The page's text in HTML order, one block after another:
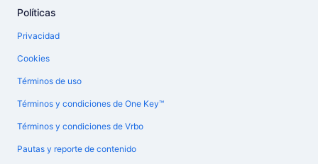
Políticas
Privacidad
Cookies
Términos de uso
Términos y condiciones de One Key™
Términos y condiciones de Vrbo
Pautas y reporte de contenido